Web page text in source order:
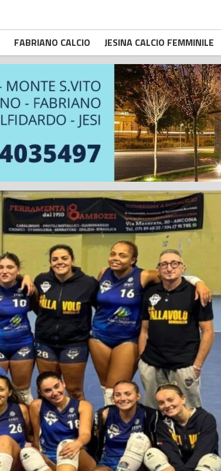
FABRIANO CALCIO JESINA CALCIO FEMMINILE